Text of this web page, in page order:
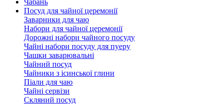
Чабань
Посуд для чайної церемонії
Заварники для чаю
Набори для чайної церемонії
Дорожні набори чайного посуду
Чайні набори посуду для пуеру
Чашки заварювальні
Чайний посуд
Чайники з ісинської глини
Піали для чаю
Чайні сервізи
Скляний посуд